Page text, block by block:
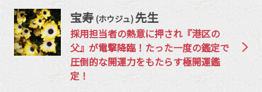
宝寿 (ホウジュ)先生
採用担当者の熱意に押され『港区の
父』が電撃降臨！たった一度の鑑定で
圧倒的な開運力をもたらす極開運鑑
定！